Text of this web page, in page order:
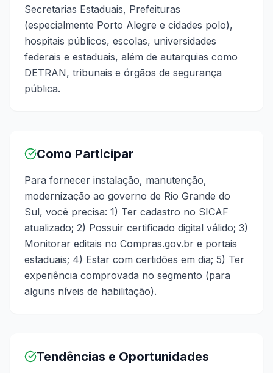
Secretarias Estaduais, Prefeituras
(especialmente Porto Alegre e cidades polo),
hospitais públicos, escolas, universidades
federais e estaduais, além de autarquias como
DETRAN, tribunais e órgãos de segurança
pública.
Como Participar
Para fornecer instalação, manutenção,
modernização ao governo de Rio Grande do
Sul, você precisa: 1) Ter cadastro no SICAF
atualizado; 2) Possuir certificado digital válido; 3)
Monitorar editais no Compras.gov.br e portais
estaduais; 4) Estar com certidões em dia; 5) Ter
experiência comprovada no segmento (para
alguns níveis de habilitação).
Tendências e Oportunidades